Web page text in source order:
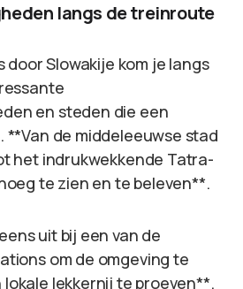
langs de treinroute
Slowakije kom je langs
en steden die een
**Van de middeleeuwse stad
het indrukwekkende Tatra-
te zien en te beleven**.
uit bij een van de
om de omgeving te
lekkernij te proeven**.